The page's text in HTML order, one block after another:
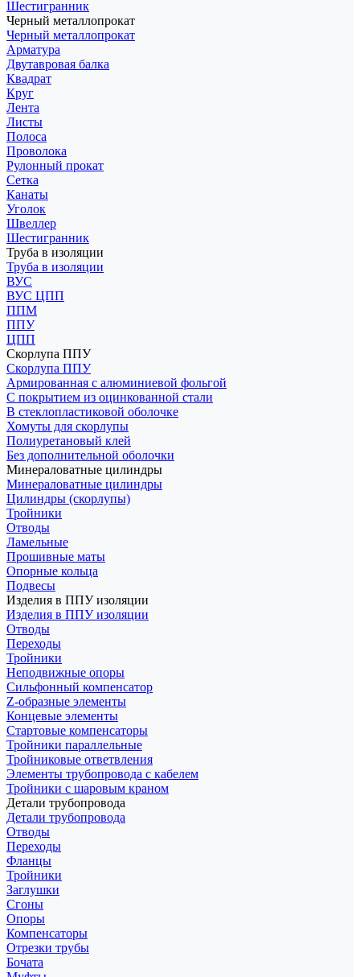
Шестигранник
Черный металлопрокат
Черный металлопрокат
Арматура
Двутавровая балка
Квадрат
Круг
Лента
Листы
Полоса
Проволока
Рулонный прокат
Сетка
Канаты
Уголок
Швеллер
Шестигранник
Труба в изоляции
Труба в изоляции
ВУС
ВУС ЦПП
ППМ
ППУ
ЦПП
Скорлупа ППУ
Скорлупа ППУ
Армированная с алюминиевой фольгой
С покрытием из оцинкованной стали
В стеклопластиковой оболочке
Хомуты для скорлупы
Полиуретановый клей
Без дополнительной оболочки
Минераловатные цилиндры
Минераловатные цилиндры
Цилиндры (скорлупы)
Тройники
Отводы
Ламельные
Прошивные маты
Опорные кольца
Подвесы
Изделия в ППУ изоляции
Изделия в ППУ изоляции
Отводы
Переходы
Тройники
Неподвижные опоры
Cильфонный компенсатор
Z-образные элементы
Концевые элементы
Стартовые компенсаторы
Тройники параллельные
Тройниковые ответвления
Элементы трубопровода с кабелем
Тройники с шаровым краном
Детали трубопровода
Детали трубопровода
Отводы
Переходы
Фланцы
Тройники
Заглушки
Сгоны
Опоры
Компенсаторы
Отрезки трубы
Бочата